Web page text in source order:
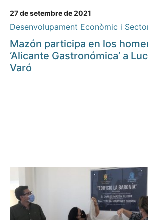
27 de setembre de 2021
Desenvolupament Econòmic i
Mazón participa en los
‘Alicante Gastronómica’ a
Varó